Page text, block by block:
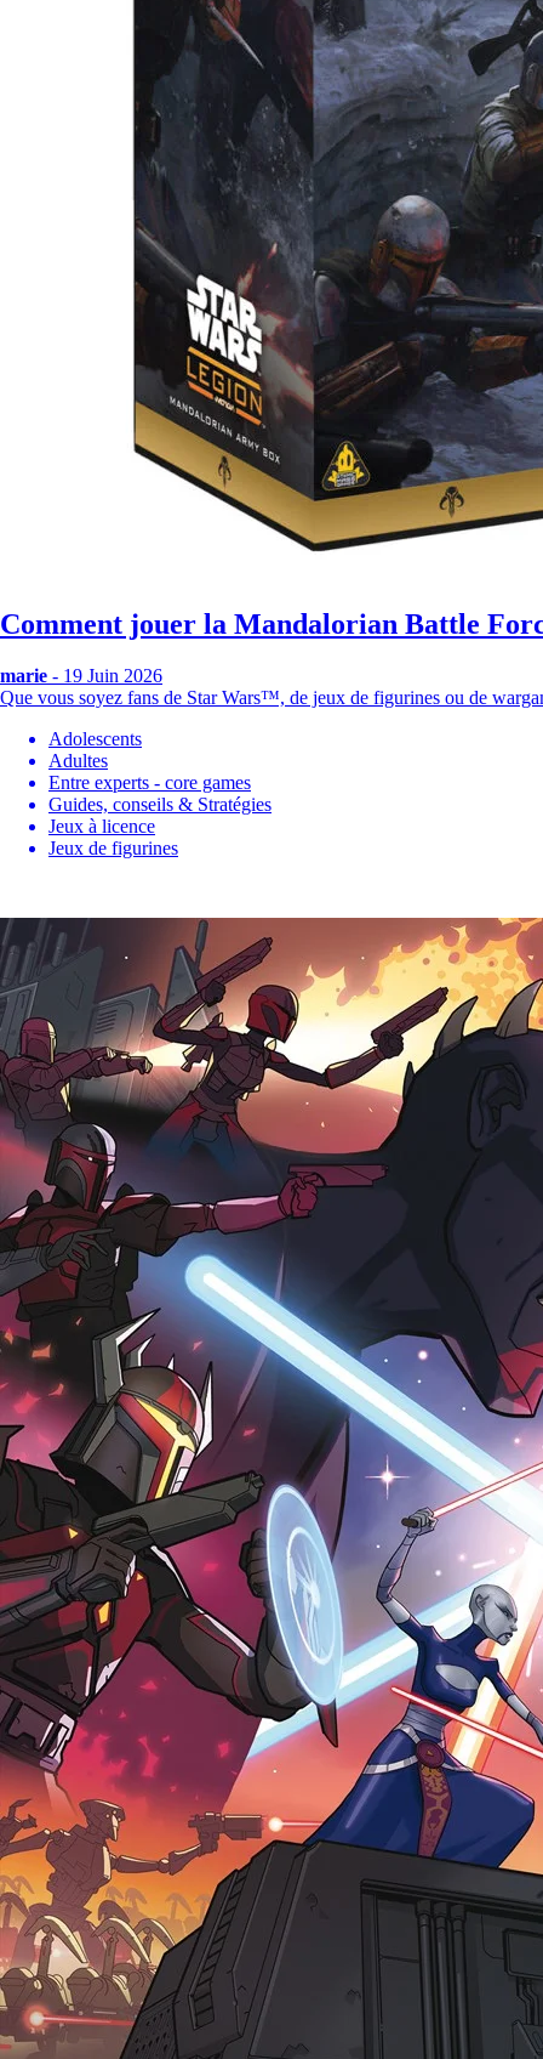
Comment jouer la Mandalorian Battle
marie - 19 Juin 2026
Que vous soyez fans de Star Wars™, de jeux de figurines ou de
Adolescents
Adultes
Entre experts - core games
Guides, conseils & Stratégies
Jeux à licence
Jeux de figurines